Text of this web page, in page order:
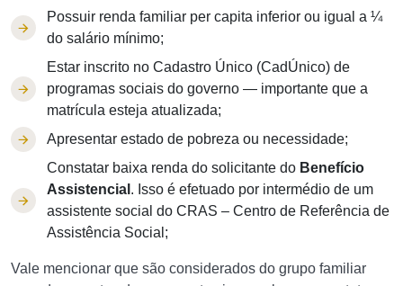
Possuir renda familiar per capita inferior ou igual a ¼
do salário mínimo;
Estar inscrito no Cadastro Único (CadÚnico) de
programas sociais do governo — importante que a
matrícula esteja atualizada;
Apresentar estado de pobreza ou necessidade;
Constatar baixa renda do solicitante do Benefício
Assistencial . Isso é efetuado por intermédio de um
assistente social do CRAS – Centro de Referência de
Assistência Social;
Vale mencionar que são considerados do grupo familiar